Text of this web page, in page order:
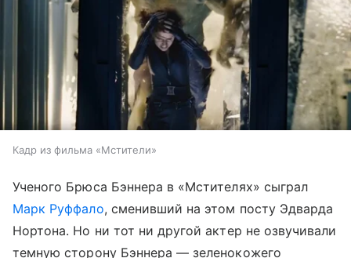
Кадр из фильма «Мстители»
Ученого Брюса Бэннера в «Мстителях» сыграл
Марк Руффало, сменивший на этом посту Эдварда
Нортона. Но ни тот ни другой актер не озвучивали
темную сторону Бэннера — зеленокожего